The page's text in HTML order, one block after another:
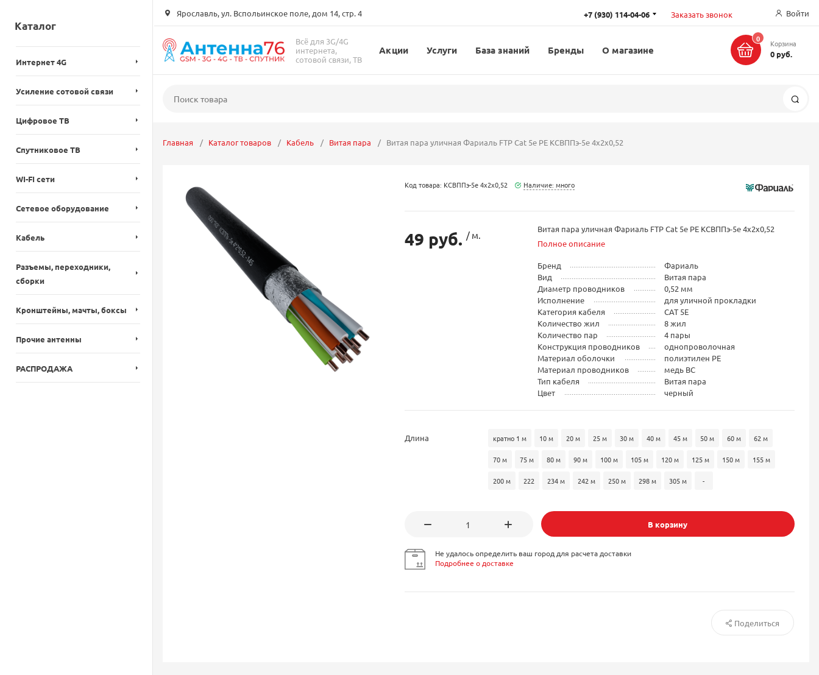
Ярославль, ул. Вспольинское поле, дом 14, стр. 4 +7 (930) 114-04-06 Заказать звонок Войти
Всё для 3G/4G
интернета,
сотовой связи, ТВ
Акции Услуги База знаний Бренды О магазине
0 Корзина
0 руб.
Каталог
Интернет 4G
Усиление сотовой связи
Цифровое ТВ
Спутниковое ТВ
WI-FI сети
Сетевое оборудование
Кабель
Разъемы, переходники,
сборки
Кронштейны, мачты, боксы
Прочие антенны
РАСПРОДАЖА
Главная Каталог товаров Кабель Витая пара Витая пара уличная Фариаль FTP Cat 5е PE КСВППэ-5е 4х2х0,52
Код товара: КСВППэ-5е 4х2х0,52 Наличие: много
49 руб. / м.
Витая пара уличная Фариаль FTP Cat 5е PE КСВППэ-5е 4х2х0,52
Полное описание
Бренд
Фариаль
Вид
Витая пара
Диаметр проводников
0,52 мм
Исполнение
для уличной прокладки
Категория кабеля
CAT 5E
Количество жил
8 жил
Количество пар
4 пары
Конструкция проводников
однопроволочная
Материал оболочки
полиэтилен PE
Материал проводников
медь BC
Тип кабеля
Витая пара
Цвет
черный
Длина кратно 1 м 10 м 20 м 25 м 30 м 40 м 45 м 50 м 60 м 62 м
70 м 75 м 80 м 90 м 100 м 105 м 120 м 125 м 150 м 155 м
200 м 222 234 м 242 м 250 м 298 м 305 м -
В корзину
Не удалось определить ваш город для расчета доставки
Подробнее о доставке
Поделиться